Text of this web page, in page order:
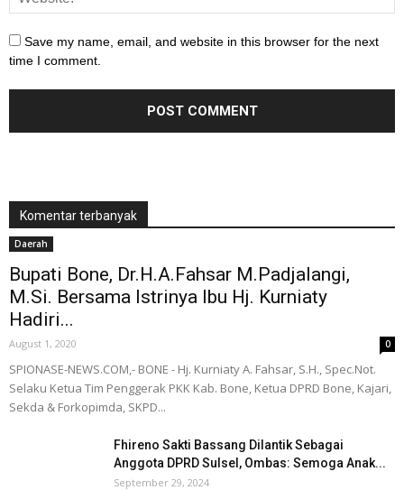
Save my name, email, and website in this browser for the next
time I comment.
Komentar terbanyak
Daerah
Bupati Bone, Dr.H.A.Fahsar M.Padjalangi,
M.Si. Bersama Istrinya Ibu Hj. Kurniaty
Hadiri...
August 1, 2020 0
SPIONASE-NEWS.COM,- BONE - Hj. Kurniaty A. Fahsar, S.H., Spec.Not.
Selaku Ketua Tim Penggerak PKK Kab. Bone, Ketua DPRD Bone, Kajari,
Sekda & Forkopimda, SKPD...
Fhireno Sakti Bassang Dilantik Sebagai
Anggota DPRD Sulsel, Ombas: Semoga Anak...
September 29, 2024